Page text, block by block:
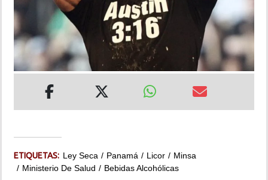
MUNDO
INSÓLITAS
MULTIMEDIA
IMPRESO
ETIQUETAS: Ley Seca Panamá Licor
Minsa
Ministerio De Salud
Bebidas Alcohólicas